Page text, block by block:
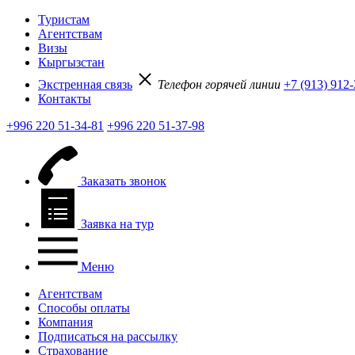
Туристам
Агентствам
Визы
Кыргызстан
Экстренная связь
Телефон горячей линии +7 (913)
Контакты
+996 220 51-34-81 +996 220 51-37-98
Заказать звонок
Заявка на тур
Меню
Агентствам
Способы оплаты
Компания
Подписаться на рассылку
Страхование